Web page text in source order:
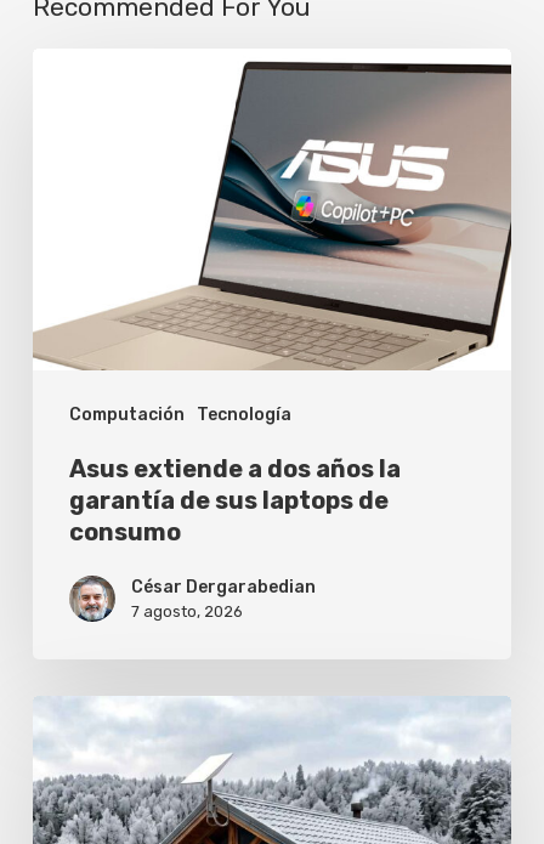
Recommended For You
Computación Tecnología
de
laptops
consumo
Asus extiende a dos años la
garantía de sus laptops de
consumo
César Dergarabedian
7 agosto, 2026
evitar
que
el